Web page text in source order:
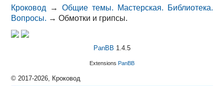
Кроковод →Общие темы. Мастерская. Библиотека.
Вопросы. →Обмотки и грипсы.
PanBB 1.4.5
Extensions PanBB
© 2017-2026, Кроковод